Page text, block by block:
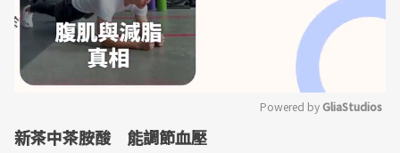
Powered by GliaStudios
新茶中茶胺酸 能調節血壓